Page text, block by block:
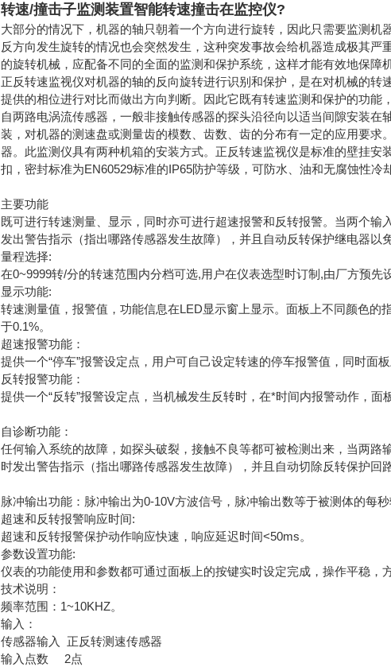
转速/撞击子监测装置智能转速撞击在监控仪?
大部分的情况下，机器的轴只朝着一个方向进行旋转，因此只需要监测
反方向发生旋转的情况也会突然发生，这种突发事故会给机器造成极其
的旋转机械，应配备不同的全面的监测和保护系统，这样才能有效地保
正反转速监视仪对机器的轴的反向旋转进行识别和保护，是在对机械的
提供的相位进行对比而做出方向判断。因此它既有转速监测和保护的功
自两路电涡流传感器，一般非接触传感器的探头沿径向以适当间隙安装
装，对机器的测速盘或测量齿的模数、齿数、齿的分布有一定的应用要
器。此监测仪具有两种机箱的安装方式。正反转速监视仪是标准的壁挂
扣，密封标准为EN60529标准的IP65防护等级，可防水、油和无腐蚀性冷
主要功能
既可进行转速测量、显示，同时亦可进行超速报警和反转报警。当两个
发出警告指示（指出哪路传感器发生故障），并且自动反转保护继电器以
量程选择:
在0~9999转/分的转速范围内分档可选,用户在仪表选型时订制,由厂方预先
显示功能:
转速测量值，报警值，功能信息在LED显示窗上显示。面板上不同颜色
于0.1%。
超速报警功能：
提供一个“停车”报警设定点，用户可自己设定转速的停车报警值，同时面
反转报警功能：
提供一个“反转”报警设定点，当机械发生反转时，在*时间内报警动作，
自诊断功能：
任何输入系统的故障，如探头破裂，接触不良等都可被检测出来，当两
时发出警告指示（指出哪路传感器发生故障），并且自动切除反转保护回
脉冲输出功能：脉冲输出为0-10V方波信号，脉冲输出数等于被测体的每
超速和反转报警响应时间:
超速和反转报警保护动作响应快速，响应延迟时间<50ms。
参数设置功能:
仪表的功能使用和参数都可通过面板上的按键实时设定完成，操作平稳，
技术说明：
频率范围：1~10KHZ。
输入：
传感器输入 正反转测速传感器
输入点数 2点